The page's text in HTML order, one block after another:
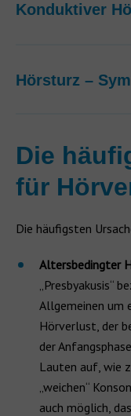
Konduktiver
Hörsturz –
Die
für
Die häufigsten
Altersbedingter
„Presbyakusis“
Allgemeinen um
Hörverlust, der
der
Lauten auf, wie
„weichen“
auch möglich,